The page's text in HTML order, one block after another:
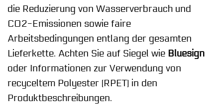
die Reduzierung von Wasserverbrauch und
CO2-Emissionen sowie faire
Arbeitsbedingungen entlang der gesamten
Lieferkette. Achten Sie auf Siegel wie Bluesign
oder Informationen zur Verwendung von
recyceltem Polyester (RPET) in den
Produktbeschreibungen.